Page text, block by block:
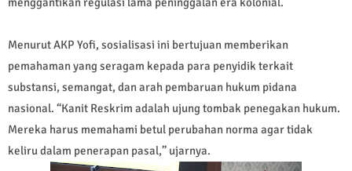
Menurut AKP Yofi, sosialisasi ini bertujuan memberikan
pemahaman yang seragam kepada para penyidik terkait
substansi, semangat, dan arah pembaruan hukum pidana
nasional. “Kanit Reskrim adalah ujung tombak penegakan hukum.
Mereka harus memahami betul perubahan norma agar tidak
keliru dalam penerapan pasal,” ujarnya.